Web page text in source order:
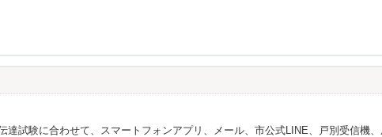
達試験に合わせて、スマートフォンアプリ、メール、市公式LINE、戸別受信機